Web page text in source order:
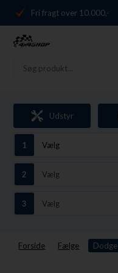
Fri fragt over 10.000,-
Danmarks førende
14 dages returret
Fri fragt over 10.000,-
Danmarks førende
14 dages returret
Udstyr
Forside Fælge Dodge